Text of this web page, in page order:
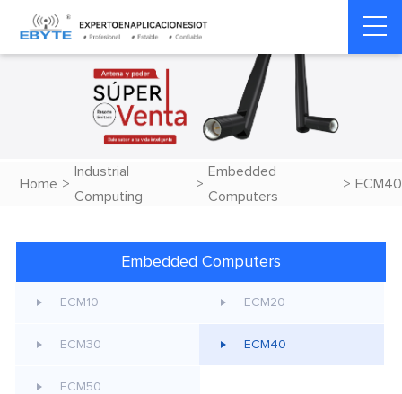
Home >
Industrial
Computing
>
Embedded
Computers
> ECM40
Embedded Computers
ECM10 ECM20
ECM30 ECM40
ECM50